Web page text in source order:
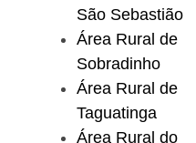
São Sebastião
Área Rural de
Sobradinho
Área Rural de
Taguatinga
Área Rural do